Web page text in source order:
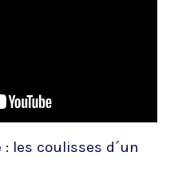
les coulisses d´un